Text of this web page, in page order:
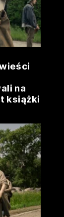
na
książki